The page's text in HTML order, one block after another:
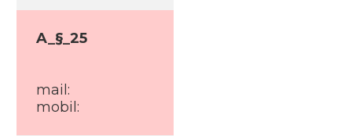
A_§_25
mail:
mobil: